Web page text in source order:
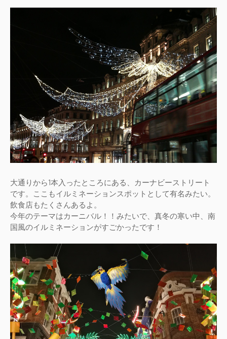
大通りから1本入ったところにある、カーナビーストリート
です。ここもイルミネーションスポットとして有名みたい。
飲食店もたくさんあるよ。
今年のテーマはカーニバル！！みたいで、真冬の寒い中、南
国風のイルミネーションがすごかったです！